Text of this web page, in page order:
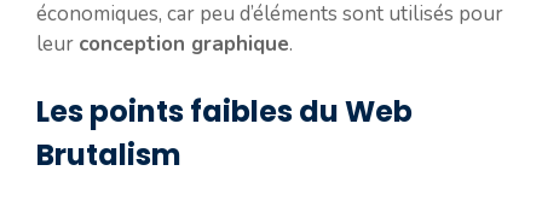
économiques, car peu d’éléments sont utilisés pour
leur conception graphique.
Les points faibles du Web
Brutalism